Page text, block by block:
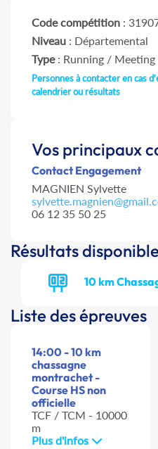
Code compétition :
Niveau : Départemental
Type: Running / Meeting
Personnes à contacter en cas
calendrier ou résultats
Vos principaux
Contact Engagement
MAGNIEN Sylvette
06 12 35 50 25
Résultats
10 km
Liste des épreuves
14:00 - 10 km
chassagne
montrachet -
Course HS non
officielle
TCF / TCM - 10000
m
Plus d'infos